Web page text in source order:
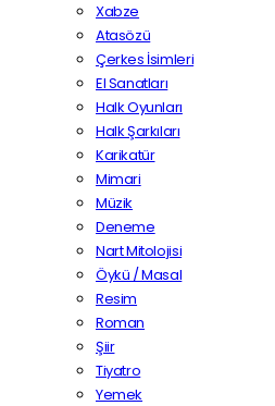
Xabze
Atasözü
Çerkes İsimleri
El Sanatları
Halk Oyunları
Halk Şarkıları
Karikatür
Mimari
Müzik
Deneme
Nart Mitolojisi
Öykü / Masal
Resim
Roman
Şiir
Tiyatro
Yemek